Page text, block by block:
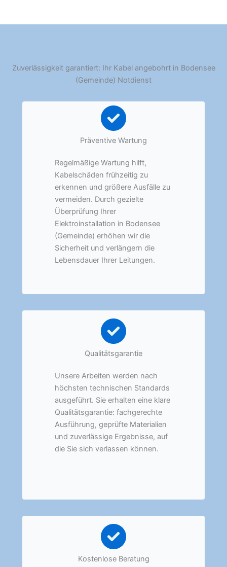
Zuverlässigkeit garantiert: Ihr Kabel angebohrt in Bodensee
(Gemeinde) Notdienst
Präventive Wartung
Regelmäßige Wartung hilft,
Kabelschäden frühzeitig zu
erkennen und größere Ausfälle zu
vermeiden. Durch gezielte
Überprüfung Ihrer
Elektroinstallation in Bodensee
(Gemeinde) erhöhen wir die
Sicherheit und verlängern die
Lebensdauer Ihrer Leitungen.
Qualitätsgarantie
Unsere Arbeiten werden nach
höchsten technischen Standards
ausgeführt. Sie erhalten eine klare
Qualitätsgarantie: fachgerechte
Ausführung, geprüfte Materialien
und zuverlässige Ergebnisse, auf
die Sie sich verlassen können.
Kostenlose Beratung